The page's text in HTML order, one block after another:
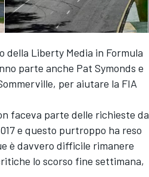
della Liberty Media in Formula
parte anche Pat Symonds e
per aiutare la FIA
faceva parte delle richieste da
e questo purtroppo ha reso
è davvero difficile rimanere
lo scorso fine settimana,